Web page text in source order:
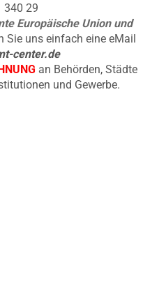
340 29
Europäische Union und
Sie uns einfach eine eMail
center.de
an Behörden, Städte
und Gewerbe.